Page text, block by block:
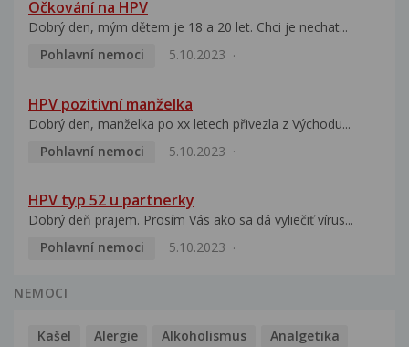
Očkování na HPV
Dobrý den, mým dětem je 18 a 20 let. Chci je nechat...
Pohlavní nemoci
5.10.2023
HPV pozitivní manželka
Dobrý den, manželka po xx letech přivezla z Východu...
Pohlavní nemoci
5.10.2023
HPV typ 52 u partnerky
Dobrý deň prajem. Prosím Vás ako sa dá vyliečiť vírus...
Pohlavní nemoci
5.10.2023
NEMOCI
Kašel Alergie Alkoholismus
Analgetika